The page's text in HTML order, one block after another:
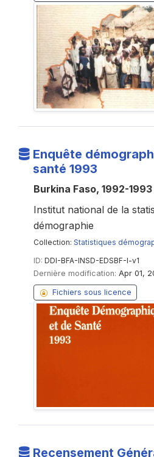
Enquête
santé 1993
Burkina Faso, 1992-1993
Institut national de la
démographie
Collection: Statistiques
ID: DDI-BFA-INSD-EDSBF-I-v1
Dernière modification: Apr 01,
Fichiers sous licence
Recensement